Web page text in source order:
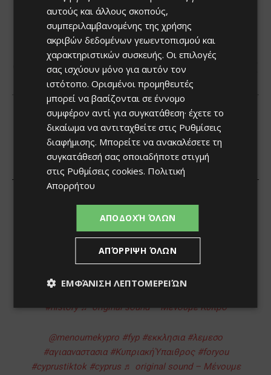
αυτούς και άλλους σκοπούς,
συμπεριλαμβανομένης της χρήσης
ακριβών δεδομένων γεωεντοπισμού και
χαρακτηριστικών συσκευής. Οι επιλογές
σας ισχύουν μόνο για αυτόν τον
ιστότοπο. Ορισμένοι προμηθευτές
μπορεί να βασίζονται σε έννομο
συμφέρον αντί για συγκατάθεση· έχετε το
δικαίωμα να αντιταχθείτε στις Ρυθμίσεις
διαφήμισης. Μπορείτε να ανακαλέσετε τη
συγκατάθεσή σας οποιαδήποτε στιγμή
στις Ρυθμίσεις cookies. Πολιτική
Απορρήτου
ΑΠΟΔΟΧΉ ΌΛΩΝ
ΑΠΌΡΡΙΨΗ ΌΛΩΝ
ΕΜΦΆΝΙΣΗ ΛΕΠΤΟΜΕΡΕΙΏΝ